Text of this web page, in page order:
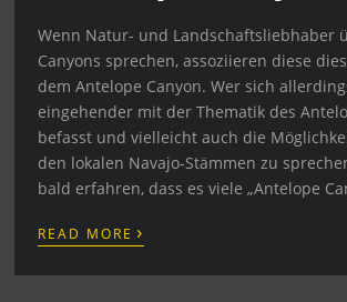
Wenn Natur- und Landschaftsliebhaber
Canyons sprechen, assoziieren diese
dem Antelope Canyon. Wer sich
eingehender mit der Thematik des
befasst und vielleicht auch die
den lokalen Navajo-Stämmen zu
bald erfahren, dass es viele „Antelope
READ MORE ›